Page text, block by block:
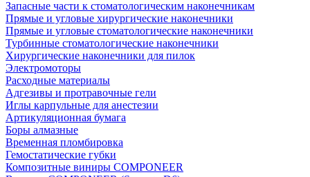
Запасные части к стоматологическим наконечникам
Прямые и угловые хирургические наконечники
Прямые и угловые стоматологические наконечники
Турбинные стоматологические наконечники
Хирургические наконечники для пилок
Электромоторы
Расходные материалы
Адгезивы и протравочные гели
Иглы карпульные для анестезии
Артикуляционная бумага
Боры алмазные
Временная пломбировка
Гемостатические губки
Композитные виниры COMPONEER